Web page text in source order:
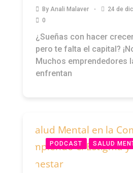
By Anali Malaver
24 de
0
¿Sueñas con hacer
pero te falta el capital?
Muchos emprendedores
enfrentan
PODCAST SALUD